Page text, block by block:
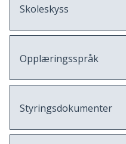
Skoleskyss
Opplæringsspråk
Styringsdokumenter